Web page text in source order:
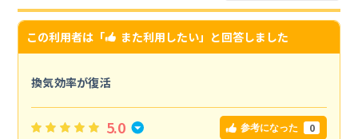
この利用者は「 また利用したい」と回答しました
換気効率が復活
5.0 参考になった 0